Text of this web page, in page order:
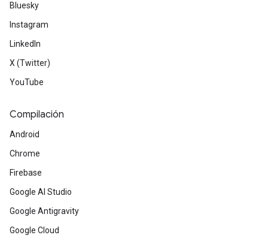
Bluesky
Instagram
LinkedIn
X (Twitter)
YouTube
Compilación
Android
Chrome
Firebase
Google AI Studio
Google Antigravity
Google Cloud